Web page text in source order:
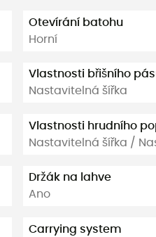
Otevírání batohu
Horní
Vlastnosti břišního
Nastavitelná šířka
Vlastnosti hrudního
Nastavitelná šířka /
Držák na lahve
Ano
Carrying system